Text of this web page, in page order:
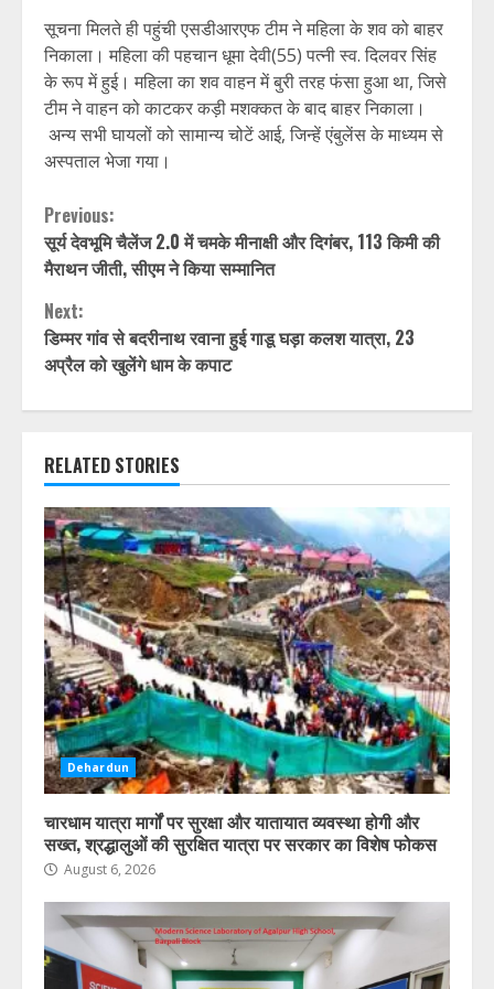
सूचना मिलते ही पहुंची एसडीआरएफ टीम ने महिला के शव को बाहर
निकाला। महिला की पहचान धूमा देवी(55) पत्नी स्व. दिलवर सिंह
के रूप में हुई। महिला का शव वाहन में बुरी तरह फंसा हुआ था, जिसे
टीम ने वाहन को काटकर कड़ी मशक्कत के बाद बाहर निकाला।
अन्य सभी घायलों को सामान्य चोटें आई, जिन्हें एंबुलेंस के माध्यम से
अस्पताल भेजा गया।
Continue
Reading
Previous:
सूर्य देवभूमि चैलेंज 2.0 में चमके मीनाक्षी और दिगंबर, 113 किमी की
मैराथन जीती, सीएम ने किया सम्मानित
Next:
डिम्मर गांव से बदरीनाथ रवाना हुई गाडू घड़ा कलश यात्रा, 23
अप्रैल को खुलेंगे धाम के कपाट
RELATED STORIES
Dehardun
चारधाम यात्रा मार्गों पर सुरक्षा और यातायात व्यवस्था होगी और
सख्त, श्रद्धालुओं की सुरक्षित यात्रा पर सरकार का विशेष फोकस
August 6, 2026